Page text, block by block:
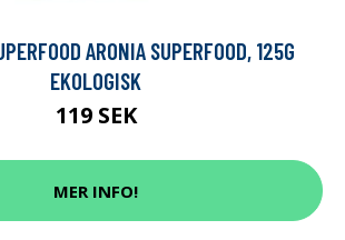
ARONIA SUPERFOOD, 125G
EKOLOGISK
119 SEK
MER INFO!